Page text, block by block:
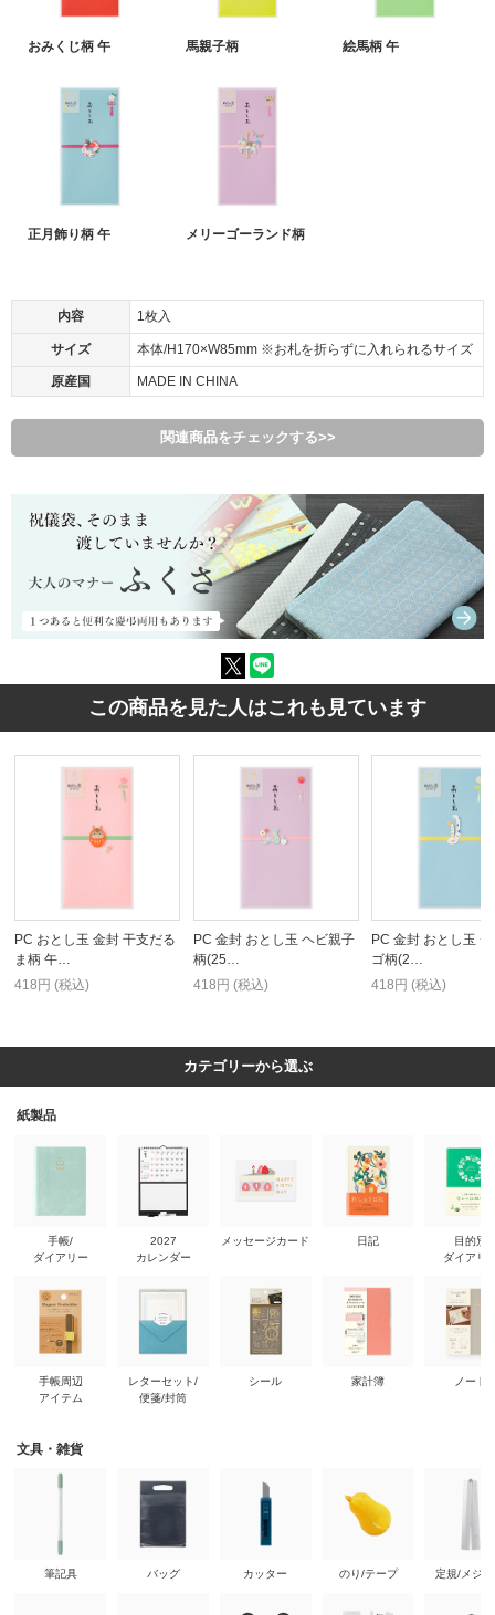
おみくじ柄 午 馬親子柄 絵馬柄 午
正月飾り柄 午 メリーゴーランド柄
内容 1枚入
サイズ 本体/H170×W85mm ※お札を折らずに入れられるサイズ
原産国 MADE IN CHINA
関連商品をチェックする>>
この商品を見た人はこれも見ています
PC おとし玉 金封 干支だる
ま柄 午…
418円 (税込)
PC 金封 おとし玉 ヘビ親子
柄(25…
418円 (税込)
PC 金封 おとし玉
ゴ柄(2…
418円 (税込)
カテゴリーから選ぶ
紙製品
手帳/
ダイアリー
手帳周辺
アイテム
2027
カレンダー
レターセット/
便箋/封筒
メッセージカード
シール
日記
家計簿
目的別
ダイアリ
ノート
文具・雑貨
筆記具 バッグ カッター のり/テープ 定規/メジ